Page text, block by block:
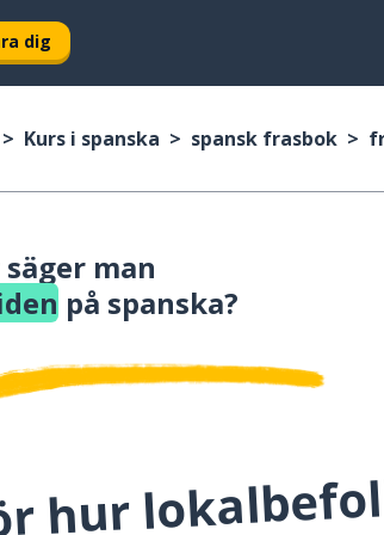
dig
Kurs i spanska spansk frasbok
man
på spanska?
hur